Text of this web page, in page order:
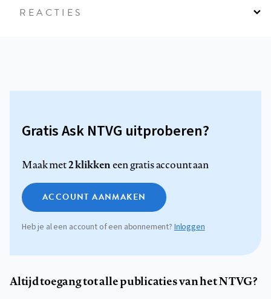
REACTIES
Gratis Ask NTVG uitproberen?
Maak met2 klikkeneen gratis account aan
ACCOUNT AANMAKEN
Heb je al een account of een abonnement?Inloggen
Altijd toegang tot alle publicaties van het NTVG?